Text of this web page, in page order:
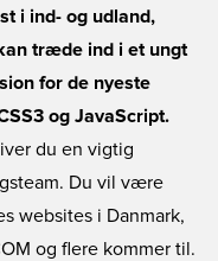
i ind- og udland,
træde ind i et ungt
for de nyeste
og JavaScript.
du en vigtig
Du vil være
websites i Danmark,
og flere kommer til.